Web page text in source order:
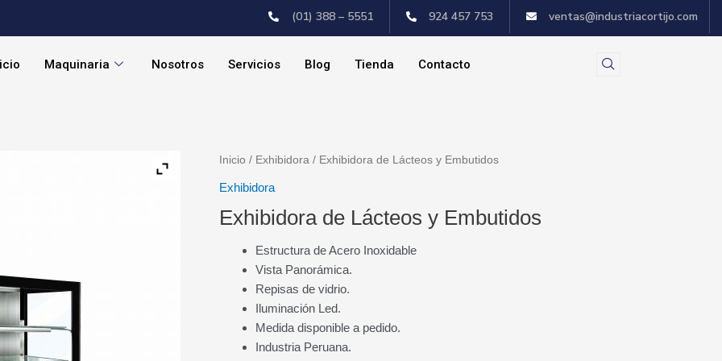
(01) 388 – 5551 924 457 753 ventas@industriacortijo.com
Maquinaria Nosotros Servicios Blog Tienda Contacto
Inicio / Exhibidora / Exhibidora de Lácteos y Embutidos
Exhibidora
Exhibidora de Lácteos y Embutidos
Estructura de Acero Inoxidable
Vista Panorámica.
Repisas de vidrio.
Iluminación Led.
Medida disponible a pedido.
Industria Peruana.